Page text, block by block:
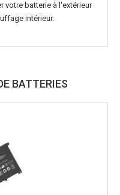
votre batterie à l'extérieur
intérieur.
BATTERIES